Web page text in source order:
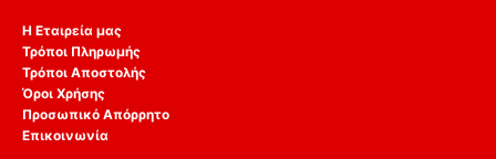
Η Εταιρεία μας
Τρόποι Πληρωμής
Τρόποι Αποστολής
Όροι Χρήσης
Προσωπικό Απόρρητο
Επικοινωνία